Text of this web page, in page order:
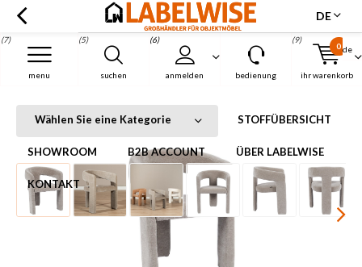
de
suchen
(5)
anmelden
(6)
menu
(7)
bedienung ihr warenkorb
0
(9)
Menu
DE
Wählen Sie eine Kategorie STOFFÜBERSICHT
SHOWROOM B2B ACCOUNT ÜBER LABELWISE
KONTAKT
Startseite Stuhl Bibi Chenille taupe
Stuhl Bibi Chenille taupe